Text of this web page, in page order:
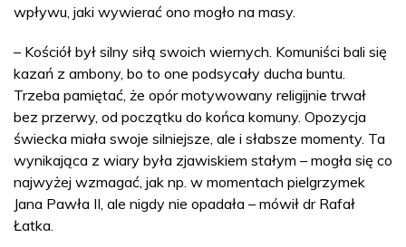
wpływu, jaki wywierać ono mogło na masy.
– Kościół był silny siłą swoich wiernych. Komuniści bali się
kazań z ambony, bo to one podsycały ducha buntu.
Trzeba pamiętać, że opór motywowany religijnie trwał
bez przerwy, od początku do końca komuny. Opozycja
świecka miała swoje silniejsze, ale i słabsze momenty. Ta
wynikająca z wiary była zjawiskiem stałym – mogła się co
najwyżej wzmagać, jak np. w momentach pielgrzymek
Jana Pawła II, ale nigdy nie opadała – mówił dr Rafał
Łatka.